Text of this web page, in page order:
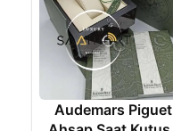
Audemars Piguet